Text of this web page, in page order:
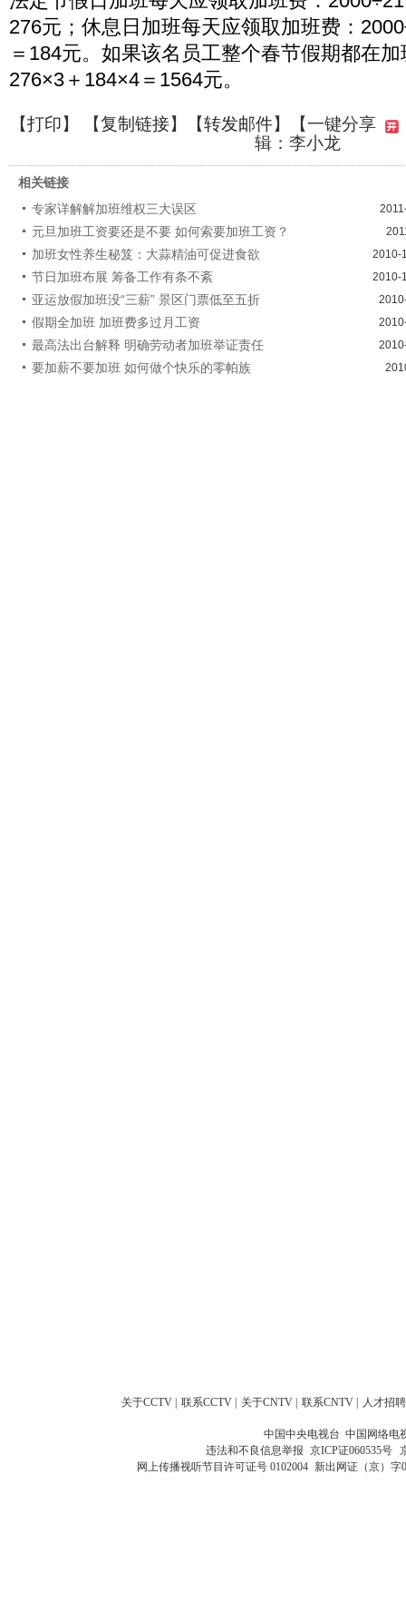
276元；休息日加班每天应领取加班费：
＝184元。如果该名员工整个春节假期都在
276×3＋184×4＝1564元。
【打印】 【复制链接】【转发邮件】
【一键分享
辑：李小龙
相关链接
专家详解解加班维权三大误区
元旦加班工资要还是不要 如何索要加班工资？
加班女性养生秘笈：大蒜精油可促进食欲 2010-
节日加班布展 筹备工作有条不紊 2010-
亚运放假加班没“三薪” 景区门票低至五折
假期全加班 加班费多过月工资
最高法出台解释 明确劳动者加班举证责任
要加薪不要加班 如何做个快乐的零帕族
关于CCTV 联系CCTV 关于CNTV 联系CNTV 人才招聘
中国中央电视台 中国网络电
违法和不良信息举报 京ICP证060535号
网上传播视听节目许可证号 0102004 新出网证（京）